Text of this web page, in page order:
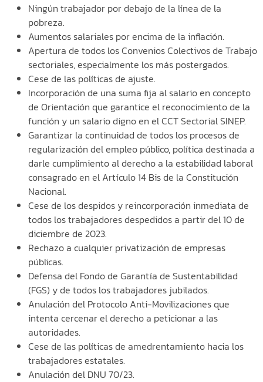
Ningún trabajador por debajo de la línea de la
pobreza.
Aumentos salariales por encima de la inflación.
Apertura de todos los Convenios Colectivos de Trabajo
sectoriales, especialmente los más postergados.
Cese de las políticas de ajuste.
Incorporación de una suma fija al salario en concepto
de Orientación que garantice el reconocimiento de la
función y un salario digno en el CCT Sectorial SINEP.
Garantizar la continuidad de todos los procesos de
regularización del empleo público, política destinada a
darle cumplimiento al derecho a la estabilidad laboral
consagrado en el Artículo 14 Bis de la Constitución
Nacional.
Cese de los despidos y reincorporación inmediata de
todos los trabajadores despedidos a partir del 10 de
diciembre de 2023.
Rechazo a cualquier privatización de empresas
públicas.
Defensa del Fondo de Garantía de Sustentabilidad
(FGS) y de todos los trabajadores jubilados.
Anulación del Protocolo Anti-Movilizaciones que
intenta cercenar el derecho a peticionar a las
autoridades.
Cese de las políticas de amedrentamiento hacia los
trabajadores estatales.
Anulación del DNU 70/23.